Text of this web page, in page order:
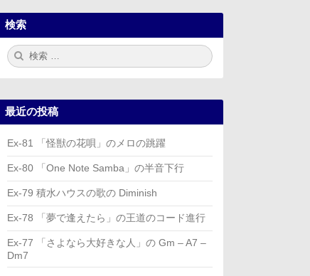
検索
検
索:
最近の投稿
Ex-81 「怪獣の花唄」のメロの跳躍
Ex-80 「One Note Samba」の半音下行
Ex-79 積水ハウスの歌の Diminish
Ex-78 「夢で逢えたら」の王道のコード進行
Ex-77 「さよなら大好きな人」の Gm – A7 –
Dm7